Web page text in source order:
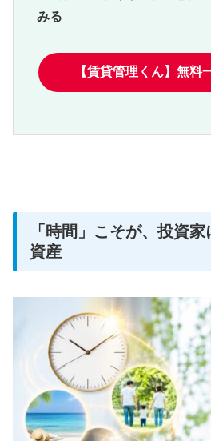
みる
【賃貸管理くん】無料
「時間」こそが、投資
資産